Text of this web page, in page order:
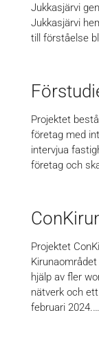
Jukkasjärvi
Jukkasjärvi
till förståelse
Projektet
företag med
intervjua
företag och
Projektet
hjälp av fler
nätverk och
februari 2024.…